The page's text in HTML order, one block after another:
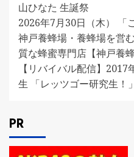
山ひなた 生誕祭
2026年7月30日（木） 「
神戸養蜂場・養蜂場を営
質な蜂蜜専門店【神戸養
【リバイバル配信】
生 「レッツゴー研究生！
PR